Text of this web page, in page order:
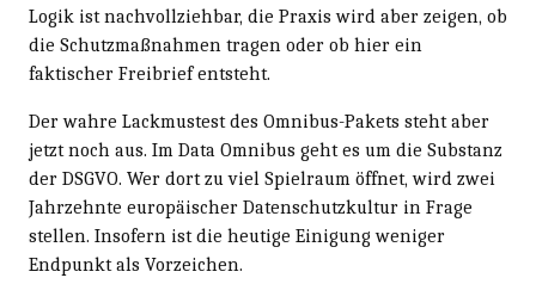
Logik ist nachvollziehbar, die Praxis wird aber zeigen, ob
die Schutzmaßnahmen tragen oder ob hier ein
faktischer Freibrief entsteht.
Der wahre Lackmustest des Omnibus-Pakets steht aber
jetzt noch aus. Im Data Omnibus geht es um die Substanz
der DSGVO. Wer dort zu viel Spielraum öffnet, wird zwei
Jahrzehnte europäischer Datenschutzkultur in Frage
stellen. Insofern ist die heutige Einigung weniger
Endpunkt als Vorzeichen.